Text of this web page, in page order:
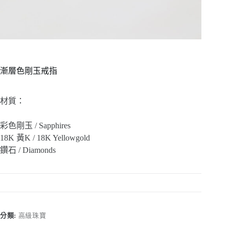
漸層色剛玉戒指
材質：
彩色剛玉 / Sapphires
18K 黃K / 18K Yellowgold
鑽石 / Diamonds
分類: 高級珠寶